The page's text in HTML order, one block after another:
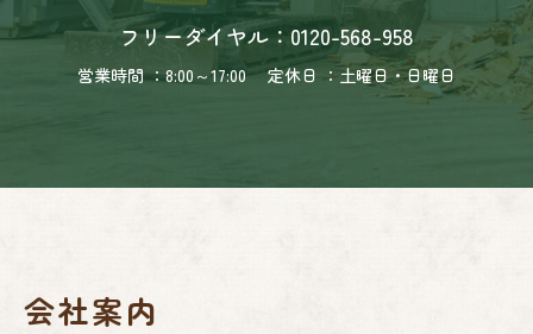
フリーダイヤル：0120-568-958
営業時間 ：8:00～17:00定休日 ：土曜日・日曜日
会社案内